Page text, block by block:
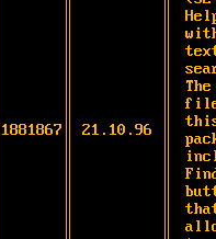
1881867 21.10.96